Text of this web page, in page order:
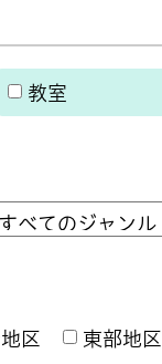
教室
区 東部地区